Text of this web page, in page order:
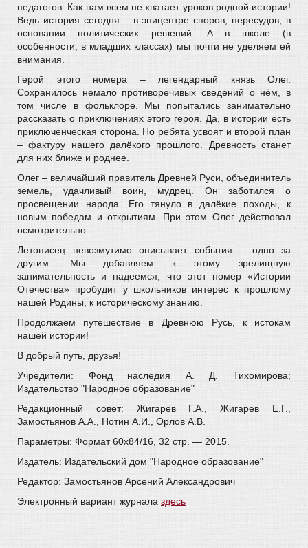
педагогов. Как нам всем не хватает уроков родной истории!
Ведь история сегодня – в эпицентре споров, пересудов, в
основании политических решений. А в школе (в
особенности, в младших классах) мы почти не уделяем ей
внимания.
Герой этого номера – легендарный князь Олег.
Сохранилось немало противоречивых сведений о нём, в
том числе в фольклоре. Мы попытались занимательно
рассказать о приключениях этого героя. Да, в истории есть
приключенческая сторона. Но ребята усвоят и второй план
– фактуру нашего далёкого прошлого. Древность станет
для них ближе и роднее.
Олег – величайший правитель Древней Руси, объединитель
земель, удачливый воин, мудрец. Он заботился о
просвещении народа. Его тянуло в далёкие походы, к
новым победам и открытиям. При этом Олег действовал
осмотрительно.
Летописец невозмутимо описывает события – одно за
другим. Мы добавляем к этому зрелищную
занимательность и надеемся, что этот номер «Истории
Отечества» пробудит у школьников интерес к прошлому
нашей Родины, к историческому знанию.
Продолжаем путешествие в Древнюю Русь, к истокам
нашей истории!
В добрый путь, друзья!
Учредители: Фонд наследия А. Д. Тихомирова;
Издательство "Народное образование"
Редакционный совет: Жигарев Г.А., Жигарев Е.Г.,
Замостьянов А.А., Нотин А.И., Орлов А.В.
Параметры: Формат 60х84/16, 32 стр. — 2015.
Издатель: Издательский дом "Народное образование"
Редактор: Замостьянов Арсений Александрович
Электронный вариант журнала здесь